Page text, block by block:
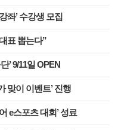
좌’ 수강생 모집
표 뽑는다”
’ 9/11일 OPEN
맞이 이벤트’ 진행
e스포츠 대회’ 성료